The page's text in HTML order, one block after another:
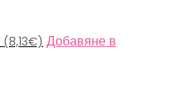
(8,13€) Текущата
Добавяне в